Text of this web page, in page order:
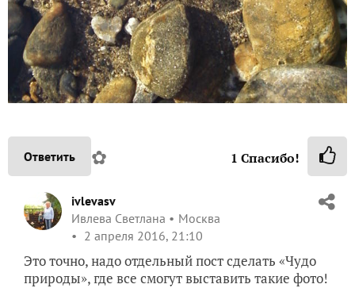
Ответить ✿ 1 Спасибо!
ivlevasv
Ивлева Светлана
Москва
2 апреля 2016, 21:10
Это точно, надо отдельный пост сделать «Чудо
природы», где все смогут выставить такие фото!